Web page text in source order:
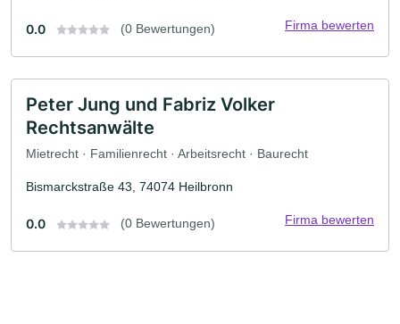
0.0 (0 Bewertungen) Firma bewerten
Peter Jung und Fabriz Volker
Rechtsanwälte
Mietrecht · Familienrecht · Arbeitsrecht · Baurecht
Bismarckstraße 43, 74074 Heilbronn
0.0 (0 Bewertungen) Firma bewerten